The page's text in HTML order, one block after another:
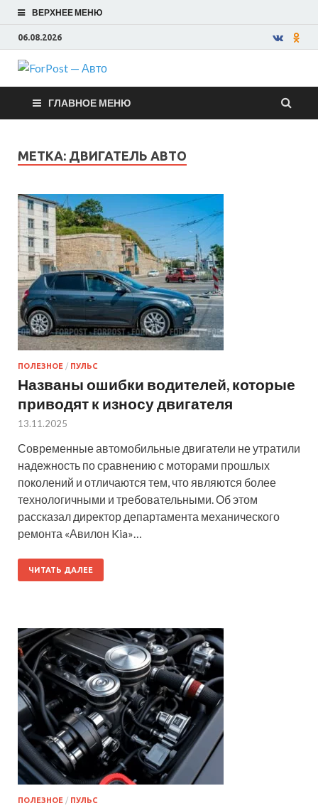
ВЕРХНЕЕ МЕНЮ
06.08.2026
ForPost —
Авто
ГЛАВНОЕ МЕНЮ
МЕТКА: ДВИГАТЕЛЬ АВТО
ПОЛЕЗНОЕ / ПУЛЬС
Названы ошибки водителей, которые
приводят к износу двигателя
13.11.2025
Современные автомобильные двигатели не утратили
надежность по сравнению с моторами прошлых
поколений и отличаются тем, что являются более
технологичными и требовательными. Об этом
рассказал директор департамента механического
ремонта «Авилон Kia»…
ЧИТАТЬ ДАЛЕЕ
ПОЛЕЗНОЕ / ПУЛЬС